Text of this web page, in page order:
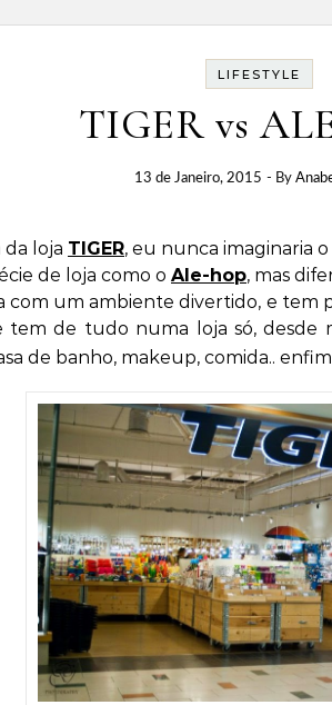
LIFESTYLE
TIGER vs
13 de Janeiro, 2015 - By
loja TIGER, eu nunca imaginaria
de loja como o Ale-hop, mas
com um ambiente divertido, e tem
de tudo numa loja só, desde
de banho, makeup, comida..